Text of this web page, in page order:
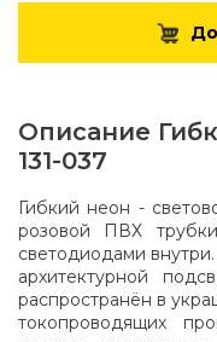
Описание
131-037
Гибкий неон -
розовой ПВХ
светодиодами
архитектурной
распространён в
токопроводящих